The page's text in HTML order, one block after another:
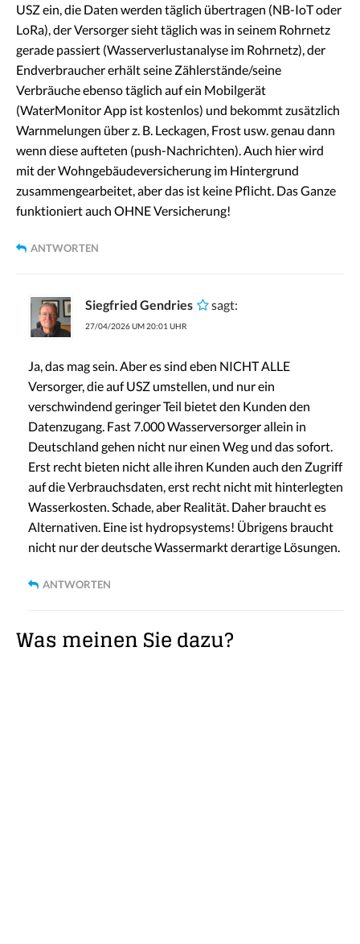
USZ ein, die Daten werden täglich übertragen (NB-IoT oder
LoRa), der Versorger sieht täglich was in seinem Rohrnetz
gerade passiert (Wasserverlustanalyse im Rohrnetz), der
Endverbraucher erhält seine Zählerstände/seine
Verbräuche ebenso täglich auf ein Mobilgerät
(WaterMonitor App ist kostenlos) und bekommt zusätzlich
Warnmelungen über z. B. Leckagen, Frost usw. genau dann
wenn diese aufteten (push-Nachrichten). Auch hier wird
mit der Wohngebäudeversicherung im Hintergrund
zusammengearbeitet, aber das ist keine Pflicht. Das Ganze
funktioniert auch OHNE Versicherung!
ANTWORTEN
Siegfried Gendries sagt:
27/04/2026 UM 20:01 UHR
Ja, das mag sein. Aber es sind eben NICHT ALLE
Versorger, die auf USZ umstellen, und nur ein
verschwindend geringer Teil bietet den Kunden den
Datenzugang. Fast 7.000 Wasserversorger allein in
Deutschland gehen nicht nur einen Weg und das sofort.
Erst recht bieten nicht alle ihren Kunden auch den Zugriff
auf die Verbrauchsdaten, erst recht nicht mit hinterlegten
Wasserkosten. Schade, aber Realität. Daher braucht es
Alternativen. Eine ist hydropsystems! Übrigens braucht
nicht nur der deutsche Wassermarkt derartige Lösungen.
ANTWORTEN
Was meinen Sie dazu?